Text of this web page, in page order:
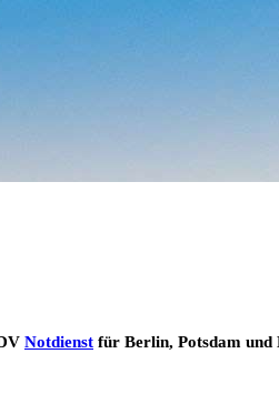
Notdienst für Berlin, Potsdam